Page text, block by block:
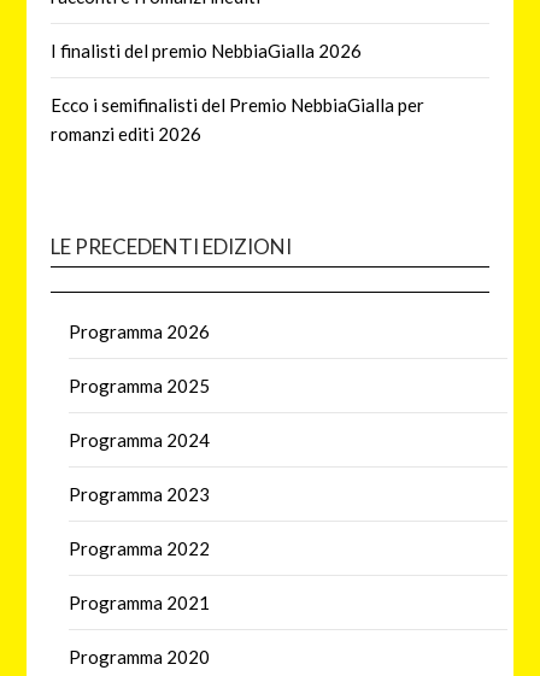
I finalisti del premio NebbiaGialla 2026
Ecco i semifinalisti del Premio NebbiaGialla per
romanzi editi 2026
LE PRECEDENTI EDIZIONI
Programma 2026
Programma 2025
Programma 2024
Programma 2023
Programma 2022
Programma 2021
Programma 2020